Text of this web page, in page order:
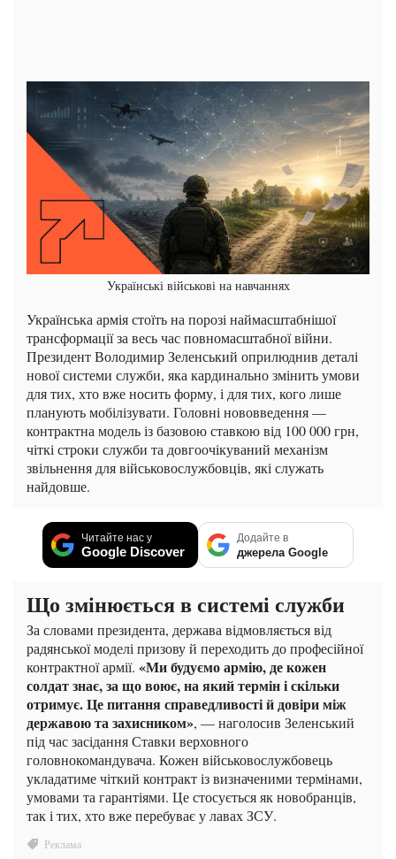
Українські військові на навчаннях
Українська армія стоїть на порозі наймасштабнішої
трансформації за весь час повномасштабної війни.
Президент Володимир Зеленський оприлюднив деталі
нової системи служби, яка кардинально змінить умови
для тих, хто вже носить форму, і для тих, кого лише
планують мобілізувати. Головні нововведення —
контрактна модель із базовою ставкою від 100 000 грн,
чіткі строки служби та довгоочікуваний механізм
звільнення для військовослужбовців, які служать
найдовше.
Читайте нас у
Google Discover
Додайте в
джерела Google
Що змінюється в системі служби
За словами президента, держава відмовляється від
радянської моделі призову й переходить до професійної
контрактної армії. «Ми будуємо армію, де кожен
солдат знає, за що воює, на який термін і скільки
отримує. Це питання справедливості й довіри між
державою та захисником», — наголосив Зеленський
під час засідання Ставки верховного
головнокомандувача. Кожен військовослужбовець
укладатиме чіткий контракт із визначеними термінами,
умовами та гарантіями. Це стосується як новобранців,
так і тих, хто вже перебуває у лавах ЗСУ.